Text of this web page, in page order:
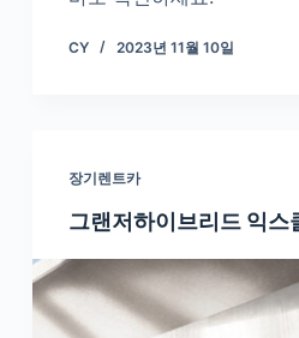
CY 2023년 11월 10일
장기렌트카
그랜저하이브리드 익스